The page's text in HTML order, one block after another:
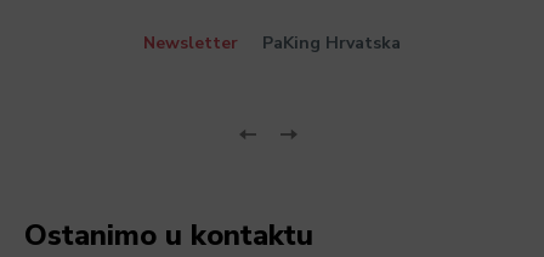
Newsletter PaKing Hrvatska
Ostanimo u kontaktu